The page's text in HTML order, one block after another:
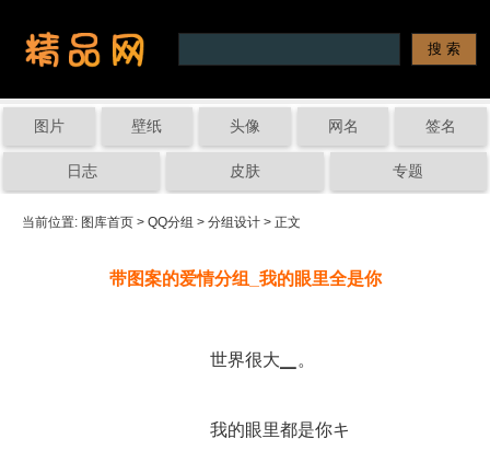
图片 壁纸 头像 网名 签名
日志 皮肤 专题
当前位置: 图库首页 > QQ分组 > 分组设计 > 正文
带图案的爱情分组_我的眼里全是你
		世界很大▁。
		我的眼里都是你キ